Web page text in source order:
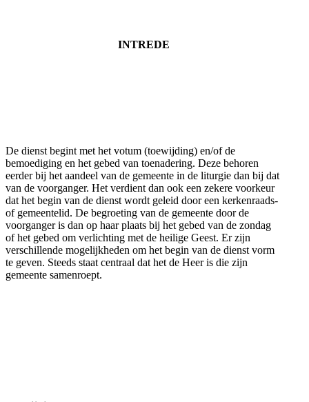
INTREDE
De dienst begint met het votum (toewijding) en/of de
bemoediging en het gebed van toenadering. Deze behoren
eerder bij het aandeel van de gemeente in de liturgie dan bij dat
van de voorganger. Het verdient dan ook een zekere voorkeur
dat het begin van de dienst wordt geleid door een kerkenraads-
of gemeentelid. De begroeting van de gemeente door de
voorganger is dan op haar plaats bij het gebed van de zondag
of het gebed om verlichting met de heilige Geest. Er zijn
verschillende mogelijkheden om het begin van de dienst vorm
te geven. Steeds staat centraal dat het de Heer is die zijn
gemeente samenroept.